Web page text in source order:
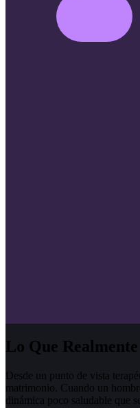
Lo Que
Desde un punto de vista
matrimonio. Cuando un
dinámica poco saludable que